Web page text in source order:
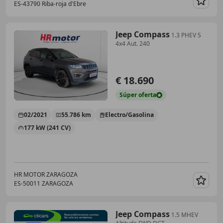
ES-43790 Riba-roja d'Ebre
Jeep Compass 1.3 PHEV S
4x4 Aut. 240
€ 18.690
Súperoferta
02/2021 55.786 km
Electro/Gasolina
177 kW (241 CV)
HR MOTOR ZARAGOZA
ES-50011 ZARAGOZA
Jeep Compass 1.5 MHEV